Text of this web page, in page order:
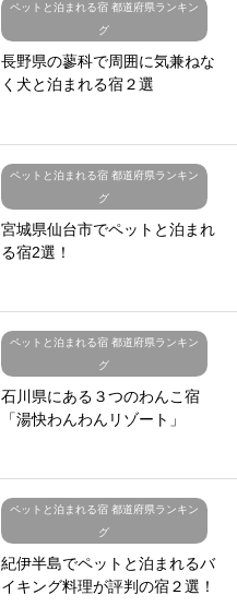
ペットと泊まれる宿 都道府県ランキン
グ
長野県の蓼科で周囲に気兼ねな
く犬と泊まれる宿２選
ペットと泊まれる宿 都道府県ランキン
グ
宮城県仙台市でペットと泊まれ
る宿2選！
ペットと泊まれる宿 都道府県ランキン
グ
石川県にある３つのわんこ宿
「湯快わんわんリゾート」
ペットと泊まれる宿 都道府県ランキン
グ
紀伊半島でペットと泊まれるバ
イキング料理が評判の宿２選！